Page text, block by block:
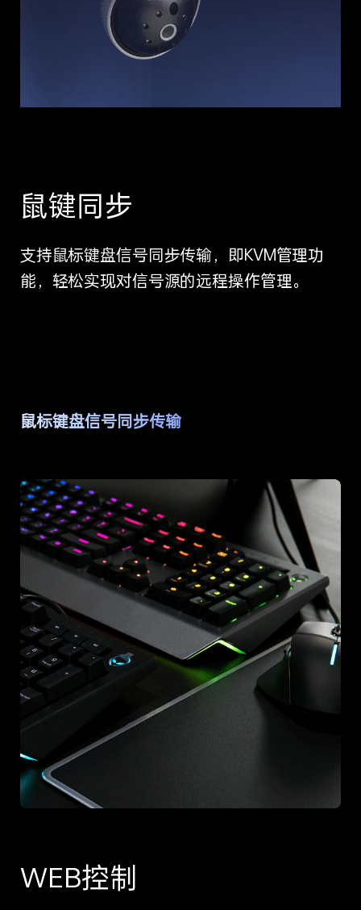
鼠键同步
支持鼠标键盘信号同步传输，即KVM管理功
能，轻松实现对信号源的远程操作管理。
鼠标键盘信号同步传输
WEB控制